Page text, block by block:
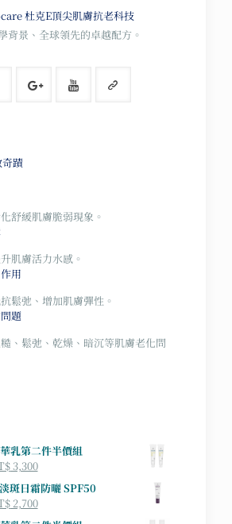
杜克E頂尖肌膚抗老科技
背景、全球領先的卓越配方。
蹟
舒緩肌膚脆弱現象。
肌膚活力水感。
用
鬆弛、增加肌膚彈性。
題
、鬆弛、乾燥、暗沉等肌膚老化問
乳第二件半價組
3,300目
價
格：
斑日霜防曬 SPF50
2,700目